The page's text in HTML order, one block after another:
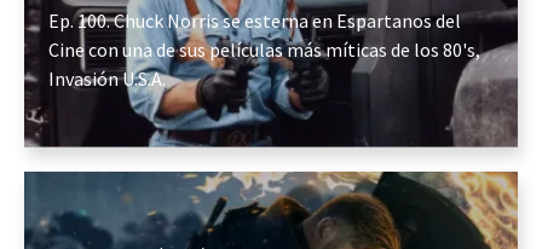
Ep. 100. Chuck Norris se esterna en Espartanos del
Cine con una de sus películas más míticas de los 80's,
Invasión U.S.A.